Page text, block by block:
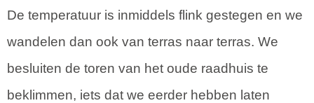
De temperatuur is inmiddels flink gestegen en we
wandelen dan ook van terras naar terras. We
besluiten de toren van het oude raadhuis te
beklimmen, iets dat we eerder hebben laten